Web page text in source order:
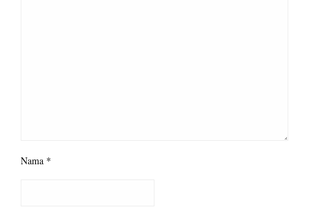
Nama *